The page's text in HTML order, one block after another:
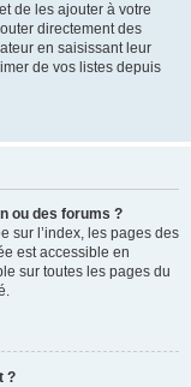
de les ajouter à votre
directement des
en saisissant leur
de vos listes depuis
ou des forums ?
sur l’index, les pages des
est accessible en
sur toutes les pages du
?